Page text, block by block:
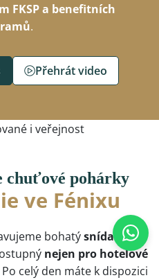
FKSP a benefitních
.
Přehrát video
chuťové pohárky
ve Fénixu
bohatýsnídaňový
nejen pro hotelové
Po celý den máte k dispozici